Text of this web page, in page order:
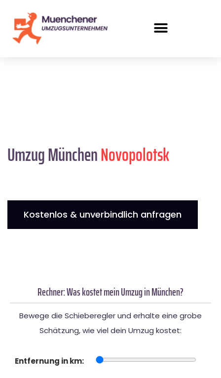
Umzug MünchenNovopolotsk
Kostenlos & unverbindlich anfragen
Rechner: Was kostet mein Umzug in München?
Bewege die Schieberegler und erhalte eine grobe
Schätzung, wie viel dein Umzug kostet:
Entfernung in km: